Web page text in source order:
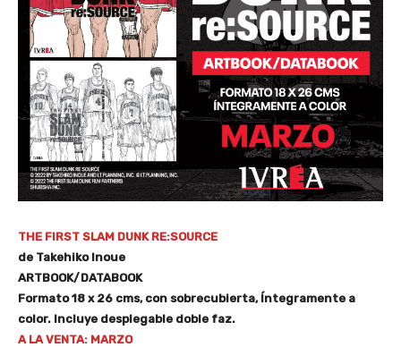
THE FIRST SLAM DUNK RE:SOURCE
de Takehiko Inoue
ARTBOOK/DATABOOK
Formato 18 x 26 cms, con sobrecubierta, Íntegramente a
color. Incluye desplegable doble faz.
A LA VENTA: MARZO